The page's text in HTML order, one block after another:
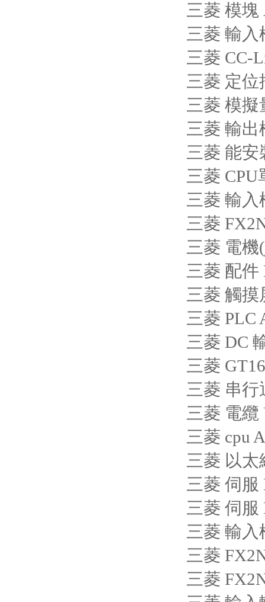
三菱 模塊
三菱 輸入
三菱 CC-
三菱 定位
三菱 模
三菱 輸
三菱 能安
三菱 CPU
三菱 輸
三菱
三菱 電機
三菱 配件
三菱 觸
三菱 PLC
三菱 DC
三菱
三菱 串行
三菱 電纜
三菱 cpu
三菱 以太
三菱 伺服
三菱 伺服
三菱 輸入
三菱
三菱